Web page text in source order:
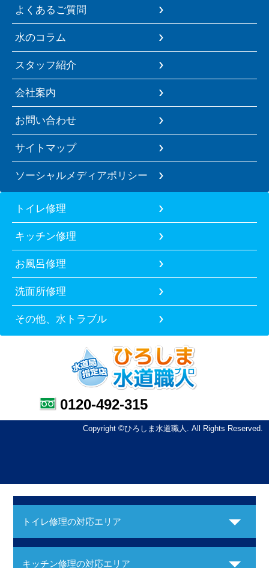
よくあるご質問
水のコラム
スタッフ紹介
会社案内
お問い合わせ
サイトマップ
ソーシャルメディアポリシー
トイレ修理
キッチン修理
お風呂修理
洗面所修理
その他、水トラブル
0120-492-315
Copyright ©ひろしま水道職人. All Rights Reserved.
トイレ修理の対応エリア
キッチン修理の対応エリア